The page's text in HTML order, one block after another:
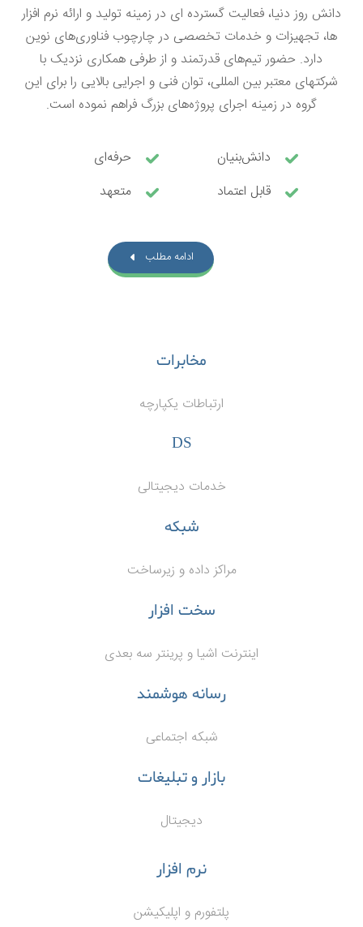
دانش روز دنیا، فعالیت گسترده ای در زمینه تولید و ارائه نرم افزار
ها، تجهیزات و خدمات تخصصی در چارچوب فناوری‌های نوین
دارد. حضور تیم‌های قدرتمند و از طرفی همکاری نزدیک با
شرکتهای معتبر بین المللی، توان فنی و اجرایی بالایی را برای این
گروه در زمینه اجرای پروژه‌های بزرگفراهم نموده است.
دانش‌بنیان
حرفه‌ای
قابل اعتماد
متعهد
ادامه مطلب
مخابرات
ارتباطات یکپارچه
DS
خدمات دیجیتالی
شبکه
مراکز داده و زیرساخت
سخت افزار
اینترنت اشیا و پرینتر سه بعدی
رسانه هوشمند
شبکه اجتماعی
بازار و تبلیغات
دیجیتال
نرم افزار
پلتفورم و اپلیکیشن